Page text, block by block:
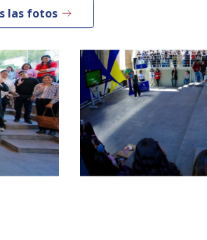
las fotos